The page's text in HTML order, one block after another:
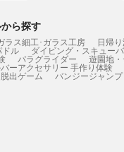
ら探す
ラス細工･ガラス工房 日帰
ドル ダイビング・スキュー
パラグライダー 遊園地
ーアクセサリー 手作り体験
脱出ゲーム バンジージャンプ